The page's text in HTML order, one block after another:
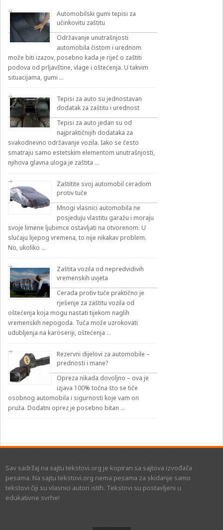
Automobilski gumi tepisi za
učinkovitu zaštitu
Održavanje unutrašnjosti
automobila čistom i urednom
može biti izazov, posebno kada je riječ o zaštiti
podova od prljavštine, vlage i oštećenja. U takvim
situacijama, gumi …
Tepisi za auto su jednostavan
dodatak za zaštitu i urednost
Tepisi za auto jedan su od
najpraktičnijih dodataka za
svakodnevno održavanje vozila. Iako se često
smatraju samo estetskim elementom unutrašnjosti,
njihova glavna uloga je zaštita …
Zaštitite svoj automobil ceradom
protiv tuče
Mnogi vlasnici automobila ne
posjeduju vlastitu garažu i moraju
svoje limene ljubimce ostavljati na otvorenom. U
slučaju lijepog vremena, to nije nikakav problem.
No, ukoliko …
Zaštita vozila od nepredvidivih
vremenskih uvjeta
Cerada protiv tuče praktično je
rješenje za zaštitu vozila od
oštećenja koja mogu nastati tijekom naglih
vremenskih nepogoda. Tuča može uzrokovati
udubljenja na karoseriji, oštećenja …
Rezervni dijelovi za automobile –
prednosti i mane?
Opreza nikada dovoljno – ova je
izjava 100% točna što se tiče
osobnog automobila i sigurnosti koje vam on
pruža. Dodatni oprez je posebno bitan …
Sav sadržaj na sajtu tekstovi.org je kopiran sa sajtova izvođača
pesama. Na sajtu tekstovi.org nema pesama za skidanje samo
tekstovi čiji su vlasnici autori istih. Tekstovi su postavljeni u
edukativne svrhe!